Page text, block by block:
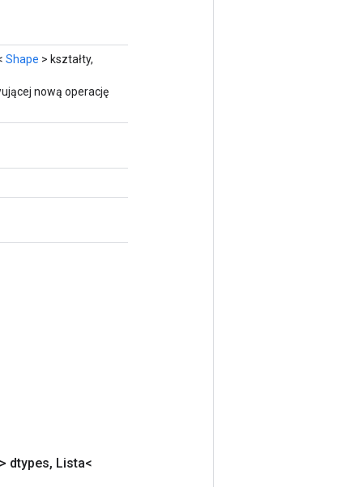
Shape > kształty,
nową operację
dtypes, Lista<